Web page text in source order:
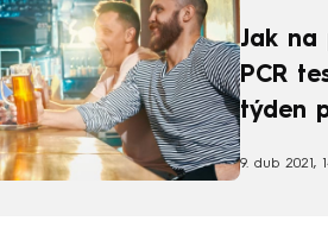
Jak na
PCR
týden
9. dub 2021,